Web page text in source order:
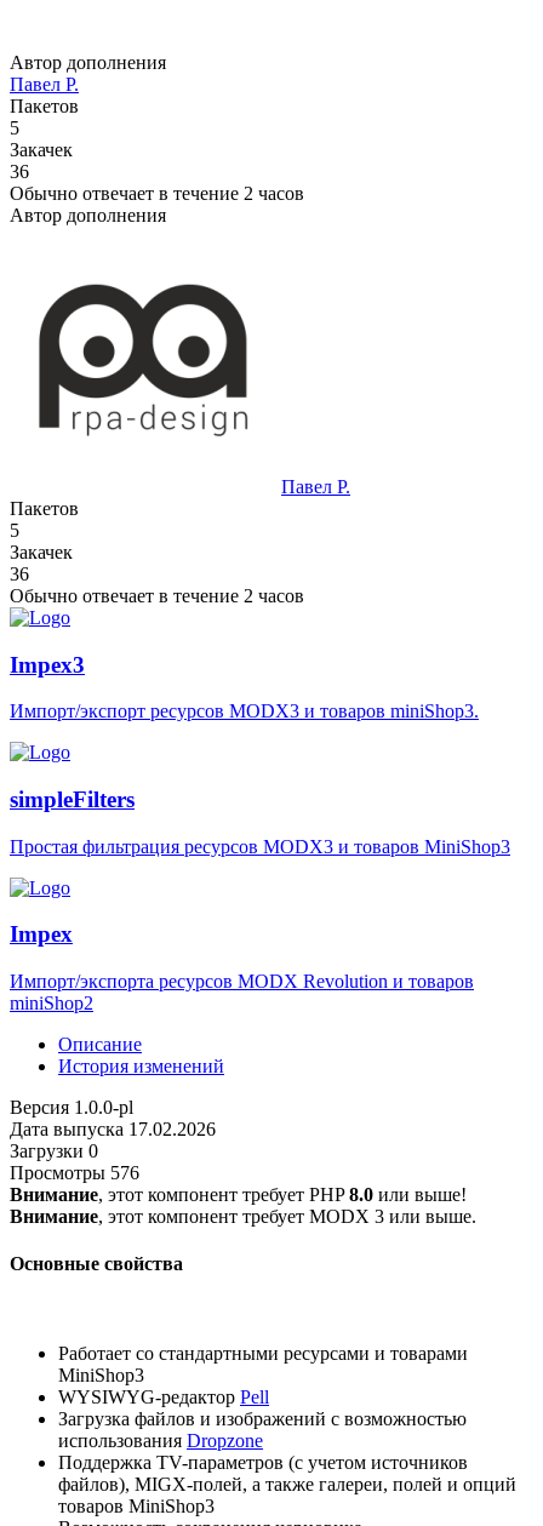
Автор дополнения
Павел Р.
Пакетов
5
Закачек
36
Обычно отвечает в течение 2 часов
Автор дополнения
Павел Р.
Пакетов
5
Закачек
36
Обычно отвечает в течение 2 часов
Impex3
Импорт/экcпорт ресурсов MODX3 и товаров miniShop3.
simpleFilters
Простая фильтрация ресурсов MODX3 и товаров MiniShop3
Impex
Импорт/экcпорта ресурсов MODX Revolution и товаров
miniShop2
Описание
История изменений
Версия 1.0.0-pl
Дата выпуска 17.02.2026
Загрузки 0
Просмотры 576
Внимание, этот компонент требует PHP8.0 или выше!
Внимание, этот компонент требует MODX 3 или выше.
Основные свойства
Работает со стандартными ресурсами и товарами
MiniShop3
WYSIWYG-редактор Pell
Загрузка файлов и изображений с возможностью
использования Dropzone
Поддержка TV-параметров (с учетом источников
файлов), MIGX-полей, а также галереи, полей и опций
товаров MiniShop3